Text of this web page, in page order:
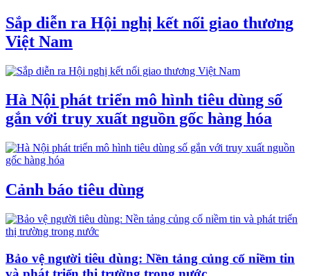
Sắp diễn ra Hội nghị kết nối giao thương
Việt Nam
Hà Nội phát triển mô hình tiêu dùng số
gắn với truy xuất nguồn gốc hàng hóa
Cảnh báo tiêu dùng
Bảo vệ người tiêu dùng: Nền tảng củng cố niềm tin